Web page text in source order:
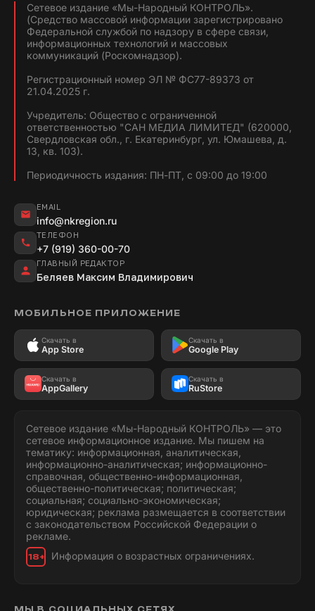
Сетевое издание «Мы-Народный КОНТРОЛЬ».
(Средство массовой информации зарегистрировано
Федеральной службой по надзору в сфере связи,
информационных технологий и массовых
коммуникаций (Роскомнадзор).
Регистрационный номер ЭЛ № ФС77-89373 от
21.04.2025 г.
Учредитель: Общество с ограниченной
ответственностью "САН МЕДИА ЛИМИТЕД" (620000,
Свердловская обл., г. Екатеринбург, ул. Юмашева, д.
13, кв. 103).
Периодичность издания: ПН-ПТ, с 09:00 до 19:00
EMAIL
info@nkregion.ru
ТЕЛЕФОН
+7 (919) 360-00-70
ГЛАВНЫЙ РЕДАКТОР
Беляев Максим Владимирович
МОБИЛЬНОЕ ПРИЛОЖЕНИЕ
Скачать в
App Store
Скачать в
Google Play
Скачать в
AppGallery
Скачать в
RuStore
Сетевое издание «Мы-Народный КОНТРОЛЬ» — это
сетевое информационное издание. Мы пишем на
тематику: информационная, аналитическая,
информационно-аналитическая; информационно-
справочная, общественно-информационная,
общественно-политическая; политическая;
социальная; социально-экономическая;
юридическая; реклама размещается в соответствии
с законодательством Российской Федерации о
рекламе.
18+ Информация о возрастных ограничениях.